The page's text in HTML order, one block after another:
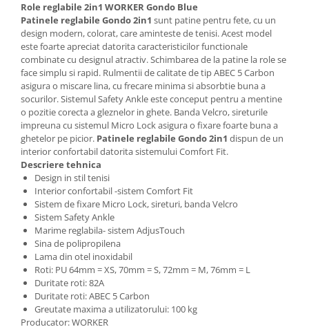
Role reglabile 2in1 WORKER Gondo Blue
Patinele reglabile Gondo 2in1 sunt patine pentru fete, cu un
design modern, colorat, care aminteste de tenisi. Acest model
este foarte apreciat datorita caracteristicilor functionale
combinate cu designul atractiv. Schimbarea de la patine la role se
face simplu si rapid. Rulmentii de calitate de tip ABEC 5 Carbon
asigura o miscare lina, cu frecare minima si absorbtie buna a
socurilor. Sistemul Safety Ankle este conceput pentru a mentine
o pozitie corecta a gleznelor in ghete. Banda Velcro, sireturile
impreuna cu sistemul Micro Lock asigura o fixare foarte buna a
ghetelor pe picior. Patinele reglabile Gondo2in1 dispun de un
interior confortabil datorita sistemului Comfort Fit.
Descriere tehnica
Design in stil tenisi
Interior confortabil -sistem Comfort Fit
Sistem de fixare Micro Lock, sireturi, banda Velcro
Sistem Safety Ankle
Marime reglabila- sistem AdjusTouch
Sina de polipropilena
Lama din otel inoxidabil
Roti: PU 64mm = XS, 70mm = S, 72mm = M, 76mm = L
Duritate roti: 82A
Duritate roti: ABEC 5 Carbon
Greutate maxima a utilizatorului: 100 kg
Producator: WORKER